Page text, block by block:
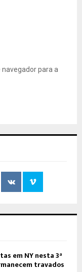
para a
em NY nesta 3ª
travados